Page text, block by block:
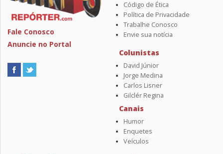
Fale Conosco
Anuncie no Portal
Código de Ética
Política de Privacidade
Trabalhe Conosco
Envie sua notícia
Colunistas
David Júnior
Jorge Medina
Carlos Lisner
Gilclér Regina
Canais
Humor
Enquetes
Veículos